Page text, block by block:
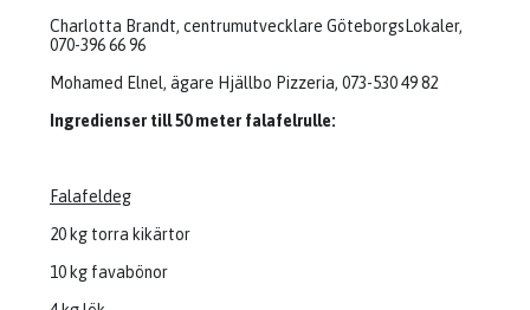
Charlotta Brandt, centrumutvecklare GöteborgsLokaler,
070-396 66 96
Mohamed Elnel, ägare Hjällbo Pizzeria, 073-530 49 82
Ingredienser till 50 meter falafelrulle:
Falafeldeg
20 kg torra kikärtor
10 kg favabönor